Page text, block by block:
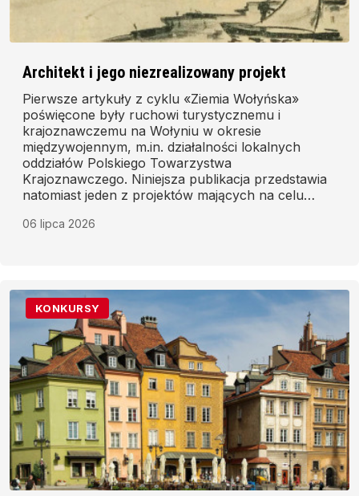
Architekt i jego niezrealizowany projekt
Pierwsze artykuły z cyklu «Ziemia Wołyńska»
poświęcone były ruchowi turystycznemu i
krajoznawczemu na Wołyniu w okresie
międzywojennym, m.in. działalności lokalnych
oddziałów Polskiego Towarzystwa
Krajoznawczego. Niniejsza publikacja przedstawia
natomiast jeden z projektów mających na celu
Niestety, nie został on zrealizowany. Tragiczny
06 lipca 2026
KONKURSY